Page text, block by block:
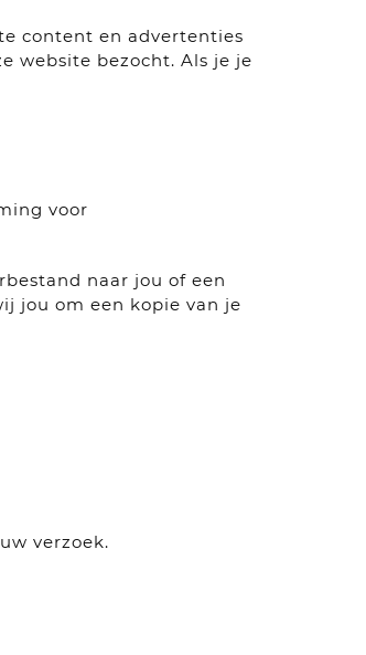
content en advertenties
website bezocht. Als je je
voor
naar jou of een
jou om een kopie van je
verzoek.